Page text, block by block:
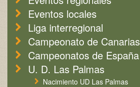
Eventos locales
Liga interregional
Campeonato de Canarias
Campeonatos de España
U. D. Las Palmas
Nacimiento UD Las Palmas